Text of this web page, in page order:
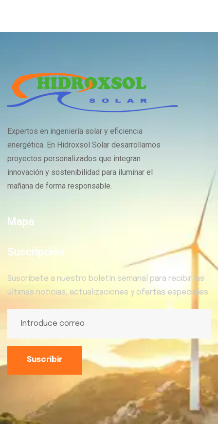
Expertos en ingeniería solar y eficiencia
energética. En Hidroxsol Solar desarrollamos
proyectos personalizados que integran
innovación y sostenibilidad para iluminar el
mañana de forma responsable.
Mapa
Suscripción
Suscríbete a nuestro boletín semanal para recibir las
últimas noticias, actualizaciones y ofertas especiales.
Suscribir